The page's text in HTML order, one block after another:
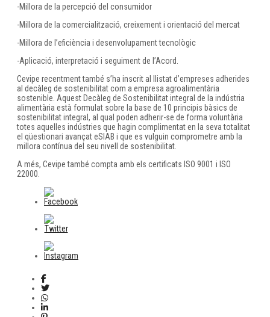
-Millora de la percepció del consumidor
-Millora de la comercialització, creixement i orientació del mercat
-Millora de l’eficiència i desenvolupament tecnològic
-Aplicació, interpretació i seguiment de l’Acord.
Cevipe recentment també s’ha inscrit al llistat d’empreses adherides
al decàleg de sostenibilitat com a empresa agroalimentària
sostenible. Aquest Decàleg de Sostenibilitat integral de la indústria
alimentària està formulat sobre la base de 10 principis bàsics de
sostenibilitat integral, al qual poden adherir-se de forma voluntària
totes aquelles indústries que hagin complimentat en la seva totalitat
el qüestionari avançat eSIAB i que es vulguin comprometre amb la
millora contínua del seu nivell de sostenibilitat.
A més, Cevipe també compta amb els certificats ISO 9001 i ISO
22000.